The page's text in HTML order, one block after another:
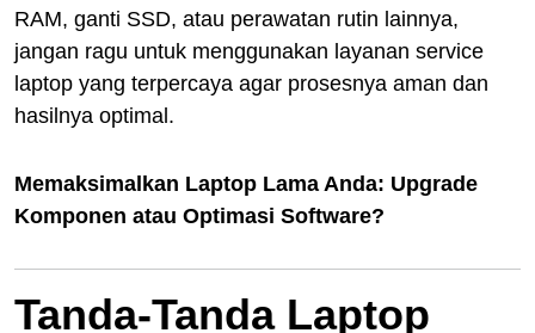
RAM, ganti SSD, atau perawatan rutin lainnya,
jangan ragu untuk menggunakan layanan service
laptop yang terpercaya agar prosesnya aman dan
hasilnya optimal.
Memaksimalkan Laptop Lama Anda: Upgrade
Komponen atau Optimasi Software?
Tanda-Tanda Laptop